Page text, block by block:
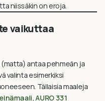
niissäkin on eroja.
vaikuttaa
(matta) antaa pehmeän ja
valinta esimerkiksi
Tällaisia maaleja
AURO 331